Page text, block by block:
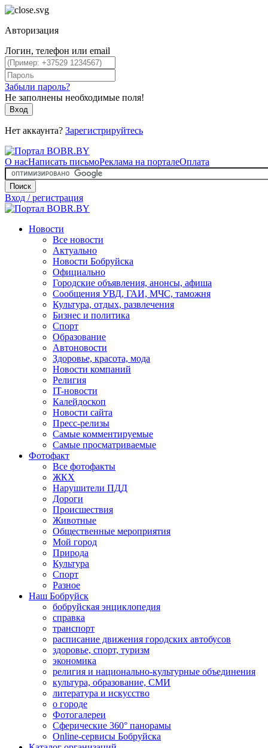
Авторизация
Логин, телефон или email
Забыли пароль?
Не заполнены необходимые поля!
Вход
Нет аккаунта? Зарегистрируйтесь
О насНаписать письмоРеклама на порталеОплата
Поиск
Вход / регистрация
Новости
Все новости
Актуально
Новости Бобруйска
Официально
Городские объявления, анонсы, афиша
Сообщения УВД, ГАИ, МЧС, таможня
Культура, отдых, развлечения
Бизнес и политика
Спорт
Образование
Автоновости
Здоровье, красота, мода
Новости компаний
Религия
IT-новости
Калейдоскоп
Новости сайта
Пресс-релизы
Самые комментируемые
Самые просматриваемые
Фотофакт
Все фотофакты
ЖКХ
Нарушители ПДД
Дороги
Происшествия
Животные
Общественные мероприятия
Мой город
Природа
Культура
Спорт
Разное
Наш Бобруйск
бобруйская энциклопедия
справка
транспорт
расписание движения городских автобусов
здоровье, спорт, туризм
экономика
религия и национально-культурные объединения
культура, образование, СМИ
литература и искусство
о городе
Фотогалереи
Сферические 360° панорамы
Online-сервисы Бобруйска